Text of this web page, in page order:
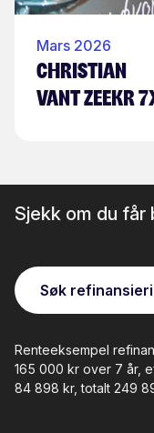
Mars 2026
Christian
vant Zeekr
Sjekk om du får
Søk
Renteeksempel
165 000 kr over 7 år,
84 898 kr, totalt 249